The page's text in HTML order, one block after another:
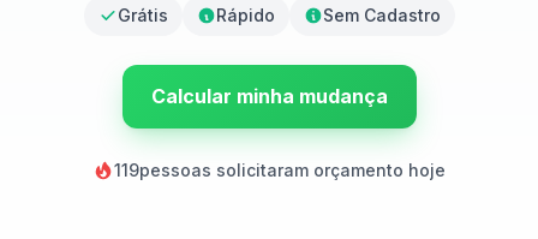
Grátis Rápido Sem Cadastro
Calcular minha mudança
119pessoas solicitaram orçamento hoje